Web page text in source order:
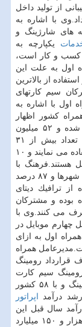
از تولید داخل
با اشاره به
های شارژینگ و
یكپارچه به
كسب و كار است،
اول به علت این
از بالاترین
سیم كارتهای
اول با اشاره به
كشور اظهار
داشت: هم اكنون ۹۶ میلیون سیم كارت واگذار شده و ۵۲ میلیون
مشترك فعال در این شبكه وجود دارند. از این تعداد بیش از ۳۱
میلیون مشترك از نسل سوم و چهارم موبایل استفاده می نمایند و ۱۰
هستند.فرهنگ با
اشاره به اینكه پوشش نسل چهارم موبایل تمامی شهرها و ۸۷ درصد
ترافیك دیتای
برابر رشد همراه بوده و مشتركان
اینترنت مصرف می كنند.وی با
نسل چهارم موبایل در
اول به ازای
هزار و ۸۰۰ تومان است.مدیرعامل همراه
طرف قرارداد رومینگ
رومینگ سیم كارت
اعتباری، با ۶۷ كشور طرف قرارداد اینترنت رومینگ و با ۵۸ كشور
درآمد اپراتور
را ۴۱ هزار میلیارد تومان و سود آن را ۳ هزار و ۱۵۰ میلیارد